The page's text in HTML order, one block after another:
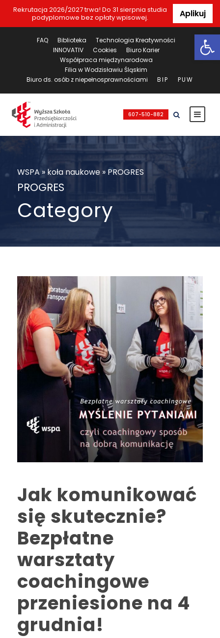
Rekrutacja 2026/2027 trwa! Do 31 sierpnia studia
podyplomowe bez opłaty wpisowej.
Aplikuj
FAQ Biblioteka
Technologia Kreatywności
INNOVATIV
Cookies
Biuro Karier
Współpraca międzynarodowa
Filia w Wodzisławiu Śląskim
Biuro ds. osób z niepełnosprawnościami
BIP PUW
607-510-882
WSPA » koła naukowe » PROGRES
PROGRES
Category
Jak komunikować
się skutecznie?
Bezpłatne
warsztaty
coachingowe
przeniesione na 4
grudnia!